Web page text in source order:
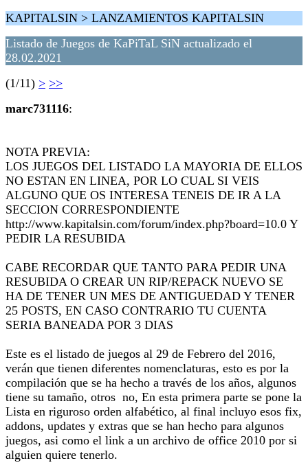
KAPITALSIN > LANZAMIENTOS KAPITALSIN
Listado de Juegos de KaPiTaL SiN actualizado el
28.02.2021
(1/11) > >>
marc731116:
NOTA PREVIA:
LOS JUEGOS DEL LISTADO LA MAYORIA DE ELLOS
NO ESTAN EN LINEA, POR LO CUAL SI VEIS
ALGUNO QUE OS INTERESA TENEIS DE IR A LA
SECCION CORRESPONDIENTE
http://www.kapitalsin.com/forum/index.php?board=10.0 Y
PEDIR LA RESUBIDA
CABE RECORDAR QUE TANTO PARA PEDIR UNA
RESUBIDA O CREAR UN RIP/REPACK NUEVO SE
HA DE TENER UN MES DE ANTIGUEDAD Y TENER
25 POSTS, EN CASO CONTRARIO TU CUENTA
SERIA BANEADA POR 3 DIAS
Este es el listado de juegos al 29 de Febrero del 2016,
verán que tienen diferentes nomenclaturas, esto es por la
compilación que se ha hecho a través de los años, algunos
tiene su tamaño, otros no, En esta primera parte se pone la
Lista en riguroso orden alfabético, al final incluyo esos fix,
addons, updates y extras que se han hecho para algunos
juegos, asi como el link a un archivo de office 2010 por si
alguien quiere tenerlo.